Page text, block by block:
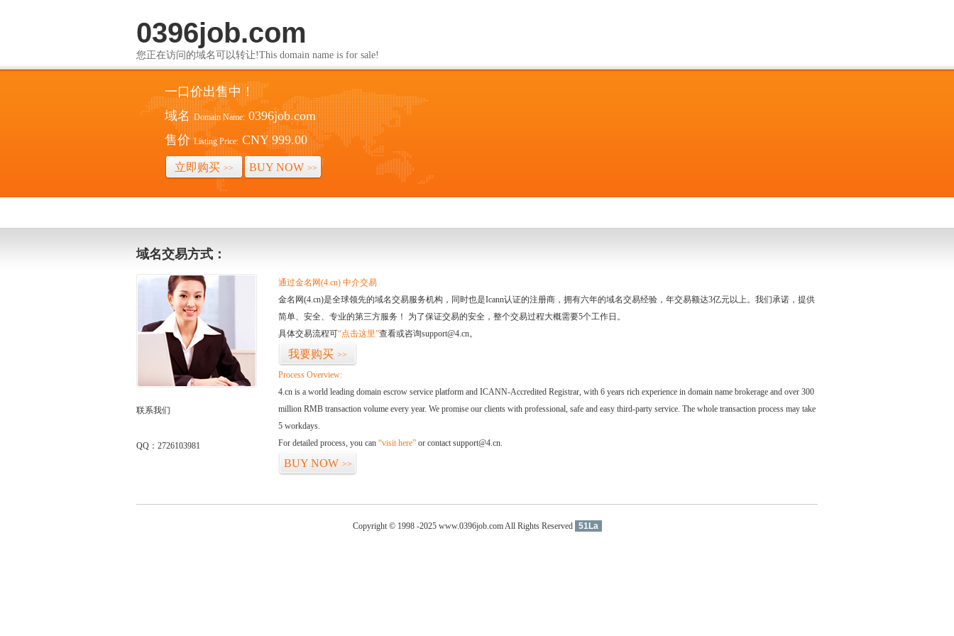
0396job.com
您正在访问的域名可以转让!This domain name is for sale!
一口价出售中！
域名 Domain Name: 0396job.com
售价 Listing Price: CNY 999.00
立即购买 >> BUY NOW >>
域名交易方式：
联系我们
QQ：2726103981
通过金名网(4.cn) 中介交易
金名网(4.cn)是全球领先的域名交易服务机构，同时也是Icann认证的注册商，拥有六年的域名交易经验，年交易额达3亿元以上。我们承诺，提供
简单、安全、专业的第三方服务！ 为了保证交易的安全，整个交易过程大概需要5个工作日。
具体交易流程可“点击这里”查看或咨询support@4.cn。
我要购买 >>
Process Overview:
4.cn is a world leading domain escrow service platform and ICANN-Accredited Registrar, with 6 years rich experience in domain name brokerage and over 300
million RMB transaction volume every year. We promise our clients with professional, safe and easy third-party service. The whole transaction process may take
5 workdays.
For detailed process, you can “visit here” or contact support@4.cn.
BUY NOW >>
Copyright © 1998 -2025 www.0396job.com All Rights Reserved 51La